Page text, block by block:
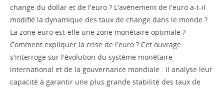
change du dollar et de l'euro ? L'avènement de l'euro a-t-il
modifié la dynamique des taux de change dans le monde ?
La zone euro est-elle une zone monétaire optimale ?
Comment expliquer la crise de l'euro ? Cet ouvrage
s'interroge sur l'évolution du système monétaire
international et de la gouvernance mondiale : il analyse leur
capacité à garantir une plus grande stabilité des taux de